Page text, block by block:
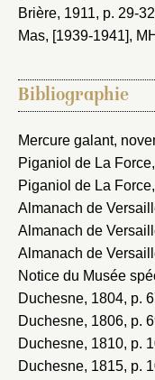
Brière, 1911, p. 29-
Mas, [1939-1941],
Bibliographie
Mercure galant,
Piganiol de La
Piganiol de La
Almanach de
Almanach de
Almanach de
Notice du Musée
Duchesne, 1804, p.
Duchesne, 1806, p.
Duchesne, 1810, p.
Duchesne, 1815, p.